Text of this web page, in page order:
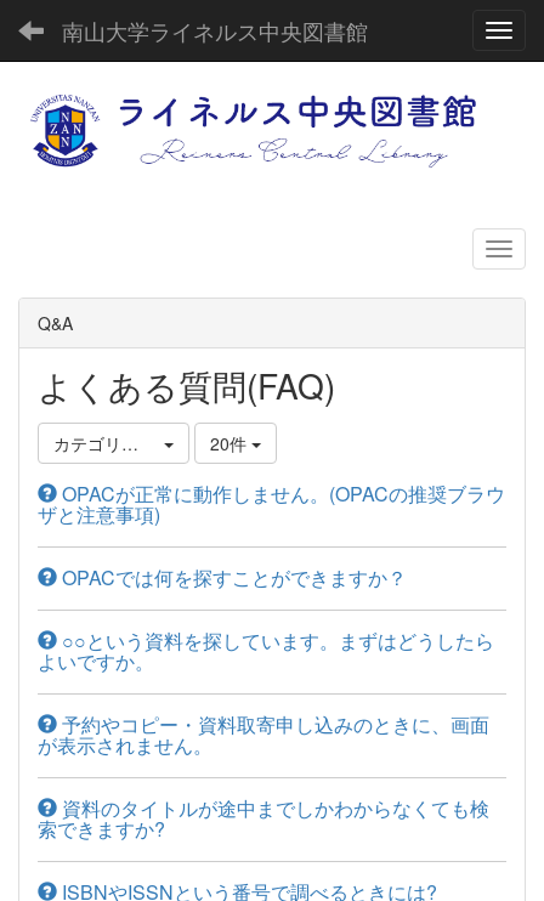
南山大学ライネルス中央図書館
Q&A
よくある質問(FAQ)
カテゴリ選択 20件
OPACが正常に動作しません。(OPACの推奨ブラウ
ザと注意事項)
OPACでは何を探すことができますか？
○○という資料を探しています。まずはどうしたら
よいですか。
予約やコピー・資料取寄申し込みのときに、画面
が表示されません。
資料のタイトルが途中までしかわからなくても検
索できますか?
ISBNやISSNという番号で調べるときには?